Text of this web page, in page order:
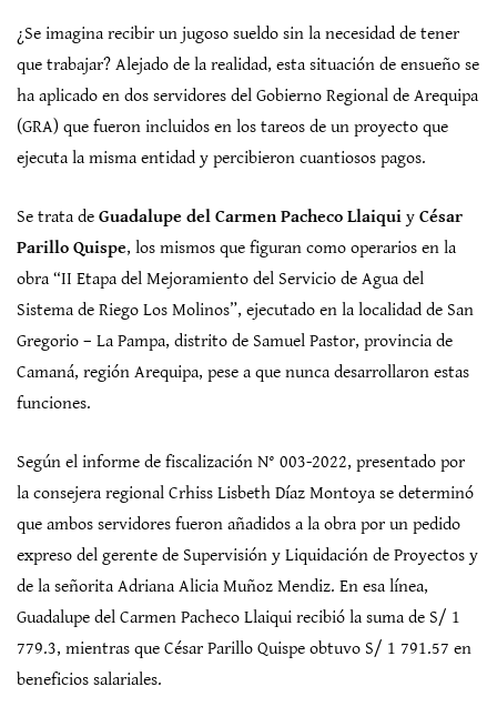
¿Se imagina recibir un jugoso sueldo sin la necesidad de tener
que trabajar? Alejado de la realidad, esta situación de ensueño se
ha aplicado en dos servidores del Gobierno Regional de Arequipa
(GRA) que fueron incluidos en los tareos de un proyecto que
ejecuta la misma entidad y percibieron cuantiosos pagos.
Se trata de Guadalupe del Carmen Pacheco Llaiqui y César
Parillo Quispe, los mismos que figuran como operarios en la
obra “II Etapa del Mejoramiento del Servicio de Agua del
Sistema de Riego Los Molinos”, ejecutado en la localidad de San
Gregorio – La Pampa, distrito de Samuel Pastor, provincia de
Camaná, región Arequipa, pese a que nunca desarrollaron estas
funciones.
Según el informe de fiscalización N° 003-2022, presentado por
la consejera regional Crhiss Lisbeth Díaz Montoya se determinó
que ambos servidores fueron añadidos a la obra por un pedido
expreso del gerente de Supervisión y Liquidación de Proyectos y
de la señorita Adriana Alicia Muñoz Mendiz. En esa línea,
Guadalupe del Carmen Pacheco Llaiqui recibió la suma de S/ 1
779.3, mientras que César Parillo Quispe obtuvo S/ 1 791.57 en
beneficios salariales.